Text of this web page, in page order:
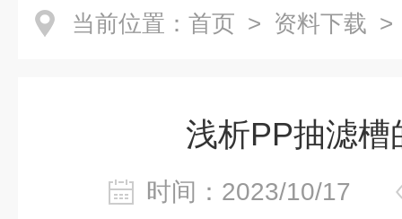
当前位置： 首页 > 资料下载 >
浅析PP抽滤槽
时间：2023/10/17